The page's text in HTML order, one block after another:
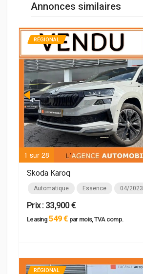
Annonces similaires
1 sur 28
RÉGIONAL
Skoda Karoq
Automatique Essence 04/2023
Prix : 33,900 €
Leasing 549 € par mois, TVA comp.
RÉGIONAL